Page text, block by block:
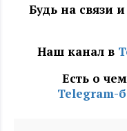
Будь на связи
Наш канал в
Есть о
Telegram-